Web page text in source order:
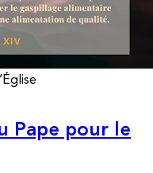
Pape pour le